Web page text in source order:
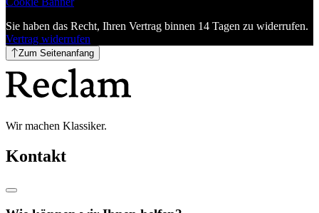
Sie haben das Recht, Ihren Vertrag binnen 14 Tagen zu widerrufen.
Vertrag widerrufen
Zum Seitenanfang
Wir machen Klassiker.
Kontakt